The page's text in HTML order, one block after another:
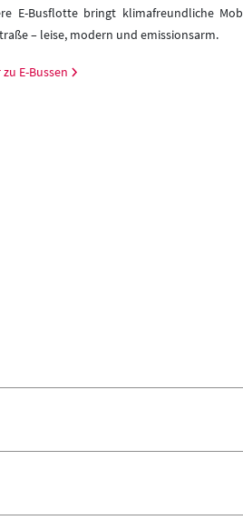
E-Busflotte bringt klimafreundliche
– leise, modern und emissionsarm.
zu E-Bussen